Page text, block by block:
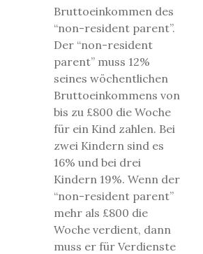
Bruttoeinkommen des
“non-resident parent”.
Der “non-resident
parent” muss 12%
seines wöchentlichen
Bruttoeinkommens von
bis zu £800 die Woche
für ein Kind zahlen. Bei
zwei Kindern sind es
16% und bei drei
Kindern 19%. Wenn der
“non-resident parent”
mehr als £800 die
Woche verdient, dann
muss er für Verdienste